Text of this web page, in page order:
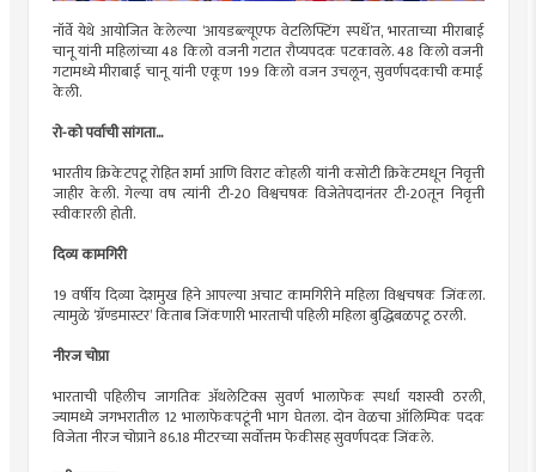
नॉर्वे येथे आयोजित केलेल्या ‌‘आयडब्ल्यूएफ वेटलिफ्टिंग स्पर्धे‌’त, भारताच्या मीराबाई
चानू यांनी महिलांच्या 48 किलो वजनी गटात रौप्यपदक पटकावले. 48 किलो वजनी
गटामध्ये मीराबाई चानू यांनी एकूण 199 किलो वजन उचलून, सुवर्णपदकाची कमाई
केली.
रो-को पर्वाची सांगता...
भारतीय क्रिकेटपटू रोहित शर्मा आणि विराट कोहली यांनी कसोटी क्रिकेटमधून निवृत्ती
जाहीर केली. गेल्या वष त्यांनी टी-20 विश्वचषक विजेतेपदानंतर टी-20तून निवृत्ती
स्वीकारली होती.
दिव्य कामगिरी
19 वर्षीय दिव्या देशमुख हिने आपल्या अचाट कामगिरीने महिला विश्वचषक जिंकला.
त्यामुळे ‌‘ग्रॅण्डमास्टर‌’ किताब जिंकणारी भारताची पहिली महिला बुद्धिबळपटू ठरली.
नीरज चोप्रा
भारताची पहिलीच जागतिक ॲथलेटिक्स सुवर्ण भालाफेक स्पर्धा यशस्वी ठरली,
ज्यामध्ये जगभरातील 12 भालाफेकपटूंनी भाग घेतला. दोन वेळचा ऑलिम्पिक पदक
विजेता नीरज चोप्राने 86.18 मीटरच्या सर्वोत्तम फेकीसह सुवर्णपदक जिंकले.